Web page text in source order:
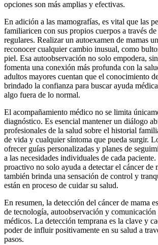
opciones son más amplias y efectivas.
En adición a las mamografías, es vital que las
familiaricen con sus propios cuerpos a través de
regulares. Realizar un autoexamen de mamas
reconocer cualquier cambio inusual, como
piel. Esa autoobservación no solo empodera,
fomenta una conexión más profunda con la
adultos mayores cuentan que el conocimiento
brindado la confianza para buscar ayuda
algo fuera de lo normal.
El acompañamiento médico no se limita
diagnóstico. Es esencial mantener un diálogo
profesionales de la salud sobre el historial
de vida y cualquier síntoma que pueda surgir.
ofrecer guías personalizadas y planes de
a las necesidades individuales de cada
proactivo no solo ayuda a detectar el cáncer de
también brinda una sensación de control y
están en proceso de cuidar su salud.
En resumen, la detección del cáncer de mama
de tecnología, autoobservación y comunicación
médicos. La detección temprana es la clave y
poder de influir positivamente en su salud a
pasos.